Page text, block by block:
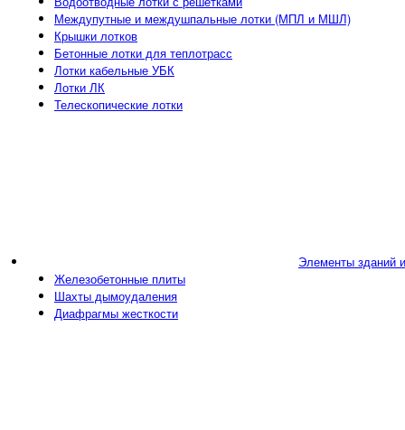
Междупутные и междушпальные лотки (МПЛ и МШЛ)
Крышки лотков
Бетонные лотки для теплотрасс
Лотки кабельные УБК
Лотки ЛК
Телескопические лотки
Элементы зданий
Железобетонные плиты
Шахты дымоудаления
Диафрагмы жесткости